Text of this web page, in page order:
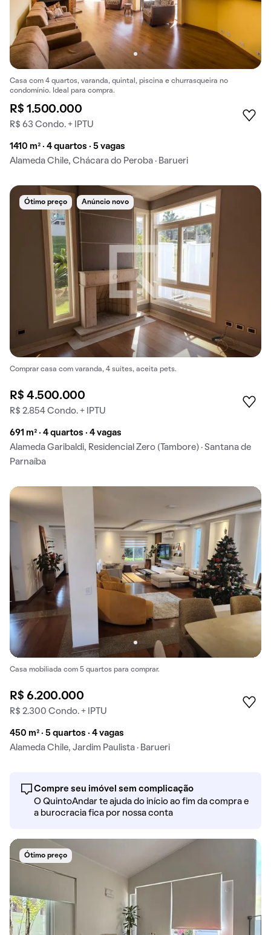
Casa com 4 quartos, varanda, quintal, piscina e churrasqueira no
condomínio. Ideal para compra.
R$ 1.500.000
R$ 63 Condo. + IPTU
1410 m² · 4 quartos · 5 vagas
Alameda Chile, Chácara do Peroba · Barueri
Ótimo preço Anúncio novo
Comprar casa com varanda, 4 suítes, aceita pets.
R$ 4.500.000
R$ 2.854 Condo. + IPTU
691 m² · 4 quartos · 4 vagas
Alameda Garibaldi, Residencial Zero (Tambore) · Santana de
Parnaíba
Casa mobiliada com 5 quartos para comprar.
R$ 6.200.000
R$ 2.300 Condo. + IPTU
450 m² · 5 quartos · 4 vagas
Alameda Chile, Jardim Paulista · Barueri
Compre seu imóvel sem complicação
O QuintoAndar te ajuda do início ao fim da compra e
a burocracia fica por nossa conta
Ótimo preço